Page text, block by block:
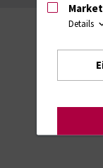
Details